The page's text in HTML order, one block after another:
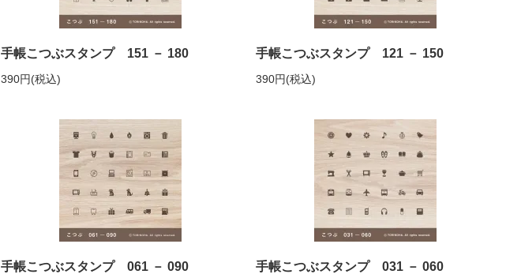
手帳こつぶスタンプ 151 － 180
390円(税込)
手帳こつぶスタンプ 121 － 150
390円(税込)
手帳こつぶスタンプ 061 － 090 手帳こつぶスタンプ 031 － 060